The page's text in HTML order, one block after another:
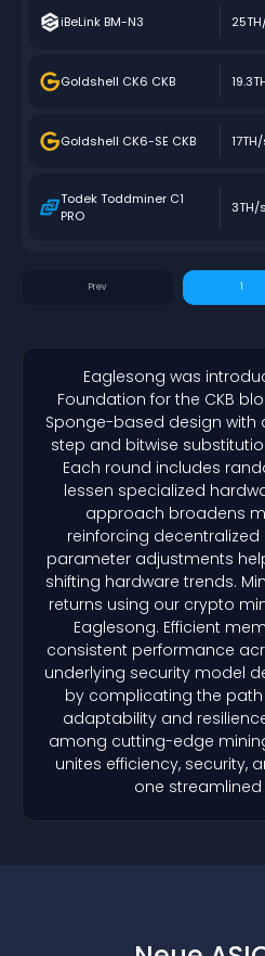
iBeLink BM-N3
Goldshell CK6 CKB
Goldshell CK6-SE CKB
Todek Toddminer C1
PRO
3TH/s
1
Eaglesong was
Foundation for the CKB
Sponge-based design with
step and bitwise
Each round includes
lessen specialized
approach broadens
reinforcing decentralized
parameter adjustments
shifting hardware trends.
returns using our crypto
Eaglesong. Efficient
consistent performance
underlying security model
by complicating the path
adaptability and
among cutting-edge
unites efficiency, security,
one streamlined